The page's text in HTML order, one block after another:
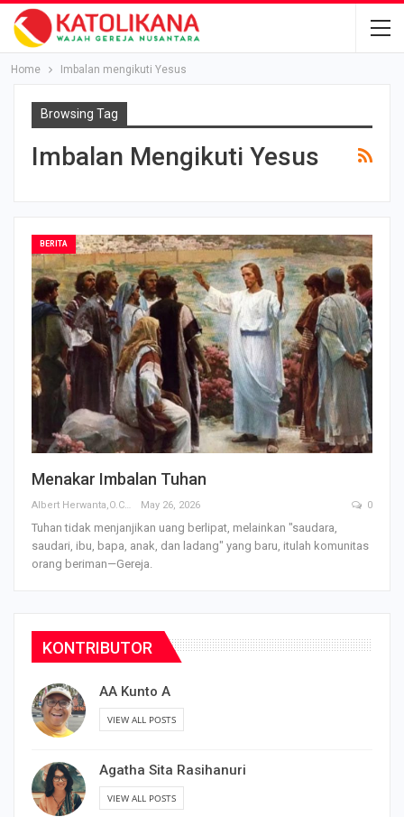
Home Imbalan mengikuti Yesus
Browsing Tag
Imbalan Mengikuti Yesus
BERITA
Menakar Imbalan Tuhan
Albert Herwanta,O.Carm May 26, 2026 0
Tuhan tidak menjanjikan uang berlipat, melainkan "saudara,
saudari, ibu, bapa, anak, dan ladang" yang baru, itulah komunitas
orang beriman—Gereja.
KONTRIBUTOR
AA Kunto A
VIEW ALL POSTS
Agatha Sita Rasihanuri
VIEW ALL POSTS